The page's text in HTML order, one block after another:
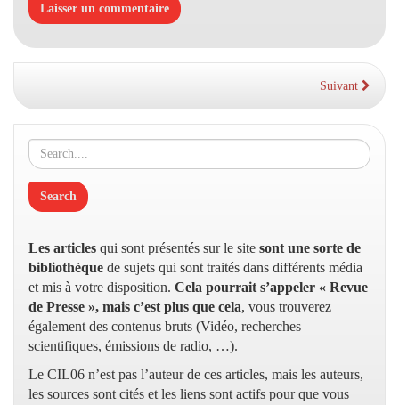
Suivant
Les articles qui sont présentés sur le site sont une sorte de
bibliothèque de sujets qui sont traités dans différents média
et mis à votre disposition. Cela pourrait s’appeler « Revue
de Presse », mais c’est plus que cela, vous trouverez
également des contenus bruts (Vidéo, recherches
scientifiques, émissions de radio, …).
Le CIL06 n’est pas l’auteur de ces articles, mais les auteurs,
les sources sont cités et les liens sont actifs pour que vous